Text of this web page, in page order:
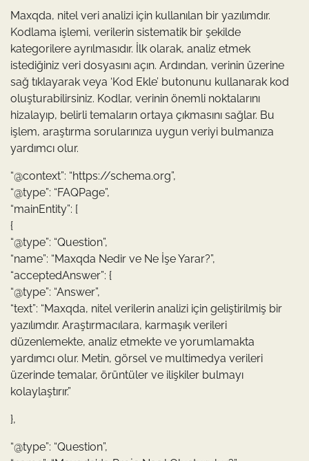
Maxqda, nitel veri analizi için kullanılan bir yazılımdır.
Kodlama işlemi, verilerin sistematik bir şekilde
kategorilere ayrılmasıdır. İlk olarak, analiz etmek
istediğiniz veri dosyasını açın. Ardından, verinin üzerine
sağ tıklayarak veya ‘Kod Ekle’ butonunu kullanarak kod
oluşturabilirsiniz. Kodlar, verinin önemli noktalarını
hizalayıp, belirli temaların ortaya çıkmasını sağlar. Bu
işlem, araştırma sorularınıza uygun veriyi bulmanıza
yardımcı olur.
“@context”: “https://schema.org”,
“@type”: “FAQPage”,
“mainEntity”: [
{
“@type”: “Question”,
“name”: “Maxqda Nedir ve Ne İşe Yarar?”,
“acceptedAnswer”: {
“@type”: “Answer”,
“text”: “Maxqda, nitel verilerin analizi için geliştirilmiş bir
yazılımdır. Araştırmacılara, karmaşık verileri
düzenlemekte, analiz etmekte ve yorumlamakta
yardımcı olur. Metin, görsel ve multimedya verileri
üzerinde temalar, örüntüler ve ilişkiler bulmayı
kolaylaştırır.”
},
“@type”: “Question”,